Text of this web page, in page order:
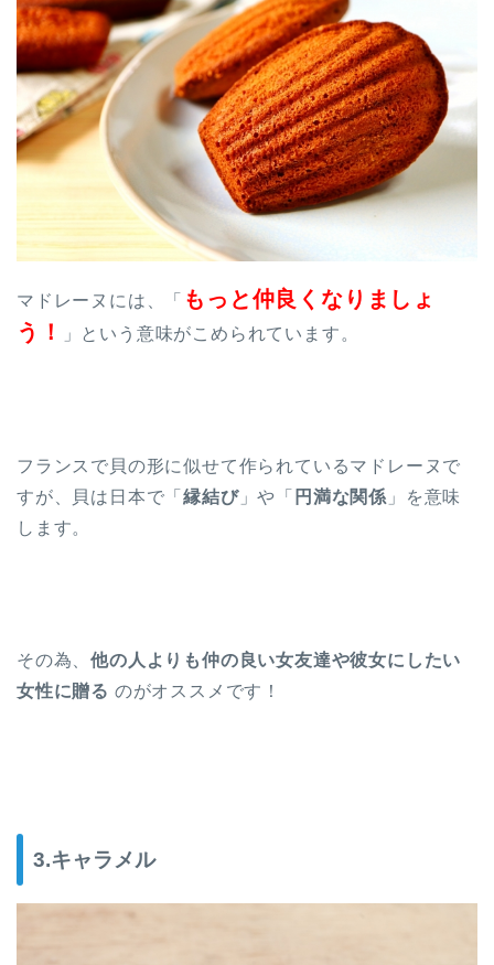
マドレーヌには、「 もっと仲良くなりましょ
う！
」という意味がこめられています。
フランスで貝の形に似せて作られているマドレーヌで
すが、貝は日本で「縁結び」や「 円満な関係 」を意味
します。
その為、他の人よりも仲の良い女友達や彼女にしたい
女性に贈る のがオススメです！
3.キャラメル